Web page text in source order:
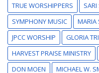
TRUE WORSHIPPERS
SYMPHONY MUSIC
MARIA
JPCC WORSHIP
GLORIA
HARVEST PRAISE MINISTRY
DON MOEN
MICHAEL W.